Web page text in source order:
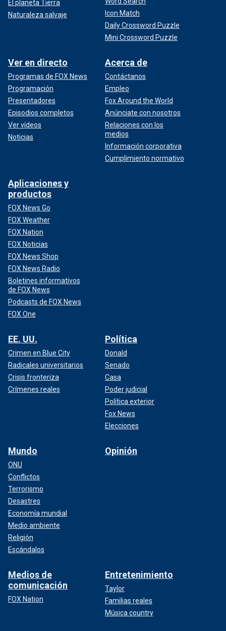
El planeta Tierra
Naturaleza salvaje
Icon Match
Daily Crossword Puzzle
Mini Crossword Puzzle
Ver en directo
Programas de FOX News
Programación
Presentadores
Episodios completos
Ver vídeos
Noticias
Acerca de
Contáctanos
Empleo
Fox Around the World
Anúnciate con nosotros
Relaciones con los
medios
Información corporativa
Cumplimiento normativo
Aplicaciones y
productos
FOX News Go
FOX Weather
FOX Nation
FOX Noticias
FOX News Shop
FOX News Radio
Boletines informativos
de FOX News
Podcasts de FOX News
FOX One
EE. UU.
Crimen en Blue City
Radicales universitarios
Crisis fronteriza
Crímenes reales
Política
Donald
Senado
Casa
Poder judicial
Política exterior
Fox News
Elecciones
Mundo
ONU
Conflictos
Terrorismo
Desastres
Economía mundial
Medio ambiente
Religión
Escándalos
Opinión
Medios de
comunicación
FOX Nation
Entretenimiento
Taylor
Familias reales
Música country